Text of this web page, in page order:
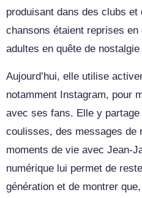
produisant dans des clubs
chansons étaient reprises
adultes en quête de
Aujourd’hui, elle utilise
notamment Instagram, pour
avec ses fans. Elle y
coulisses, des messages de
moments de vie avec Jean-
numérique lui permet de
génération et de montrer